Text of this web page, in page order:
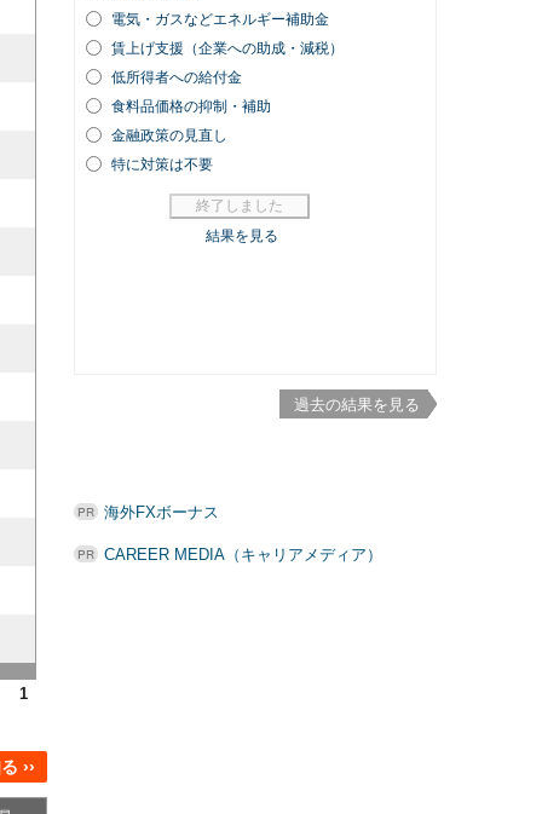
1
››
過去の結果を見る
海外FXボーナス
CAREER MEDIA（キャリアメディア）